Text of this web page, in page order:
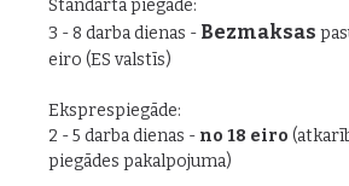
Standarta piegāde:
3 - 8 darba dienas - Bezmaksas
eiro (ES valstīs)
Eksprespiegāde:
2 - 5 darba dienas - no 18 eiro
piegādes pakalpojuma)